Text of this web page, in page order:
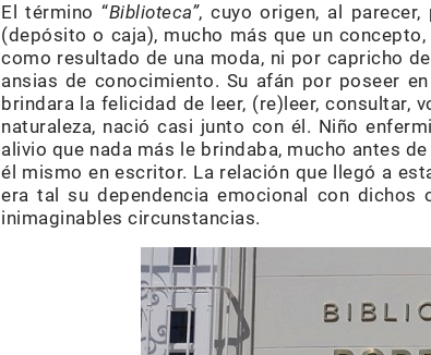
El término “Biblioteca”, cuyo origen, al
(depósito o caja), mucho más que un
como resultado de una moda, ni por capricho
ansias de conocimiento. Su afán por poseer
brindara la felicidad de leer, (re)leer, consultar,
naturaleza, nació casi junto con él. Niño
alivio que nada más le brindaba, mucho antes
él mismo en escritor. La relación que llegó a
era tal su dependencia emocional con
inimaginables circunstancias.